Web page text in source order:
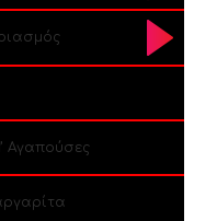
Αγαπούσες